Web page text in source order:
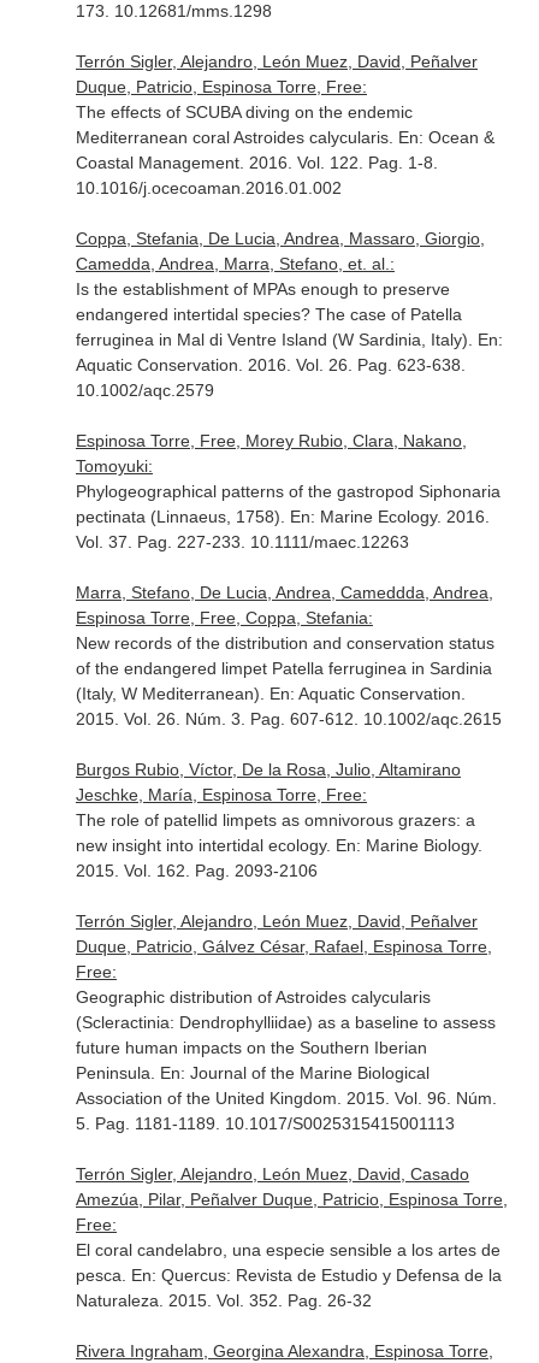
173. 10.12681/mms.1298
Terrón Sigler, Alejandro, León Muez, David, Peñalver
Duque, Patricio, Espinosa Torre, Free:
The effects of SCUBA diving on the endemic
Mediterranean coral Astroides calycularis. En: Ocean &
Coastal Management. 2016. Vol. 122. Pag. 1-8.
10.1016/j.ocecoaman.2016.01.002
Coppa, Stefania, De Lucia, Andrea, Massaro, Giorgio,
Camedda, Andrea, Marra, Stefano, et. al.:
Is the establishment of MPAs enough to preserve
endangered intertidal species? The case of Patella
ferruginea in Mal di Ventre Island (W Sardinia, Italy). En:
Aquatic Conservation . 2016. Vol. 26. Pag. 623-638.
10.1002/aqc.2579
Espinosa Torre, Free, Morey Rubio, Clara, Nakano,
Tomoyuki:
Phylogeographical patterns of the gastropod Siphonaria
pectinata (Linnaeus, 1758). En: Marine Ecology. 2016.
Vol. 37. Pag. 227-233. 10.1111/maec.12263
Marra, Stefano, De Lucia, Andrea, Cameddda, Andrea,
Espinosa Torre, Free, Coppa, Stefania:
New records of the distribution and conservation status
of the endangered limpet Patella ferruginea in Sardinia
(Italy, W Mediterranean). En: Aquatic Conservation
2015. Vol. 26. Núm. 3. Pag. 607-612. 10.1002/aqc.2615
Burgos Rubio, Víctor, De la Rosa, Julio, Altamirano
Jeschke, María, Espinosa Torre, Free:
The role of patellid limpets as omnivorous grazers: a
new insight into intertidal ecology. En: Marine Biology.
2015. Vol. 162. Pag. 2093-2106
Terrón Sigler, Alejandro, León Muez, David, Peñalver
Duque, Patricio, Gálvez César, Rafael, Espinosa Torre,
Free:
Geographic distribution of Astroides calycularis
(Scleractinia: Dendrophylliidae) as a baseline to assess
future human impacts on the Southern Iberian
Peninsula. En: Journal of the Marine Biological
Association of the United Kingdom . 2015. Vol. 96. Núm.
5. Pag. 1181-1189. 10.1017/S0025315415001113
Terrón Sigler, Alejandro, León Muez, David, Casado
Amezúa, Pilar, Peñalver Duque, Patricio, Espinosa Torre,
Free:
El coral candelabro, una especie sensible a los artes de
pesca. En: Quercus: Revista de Estudio y Defensa de la
Naturaleza . 2015. Vol. 352. Pag. 26-32
Rivera Ingraham, Georgina Alexandra, Espinosa Torre,